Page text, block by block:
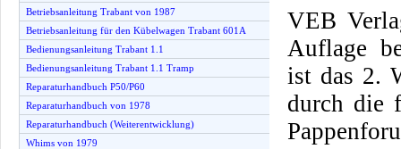
Betriebsanleitung Trabant von 1987
Betriebsanleitung für den Kübelwagen Trabant 601A
Bedienungsanleitung Trabant 1.1
Bedienungsanleitung Trabant 1.1 Tramp
Reparaturhandbuch P50/P60
Reparaturhandbuch von 1978
Reparaturhandbuch (Weiterentwicklung)
Whims von 1979
VEB
Auflage
ist das 2.
durch die